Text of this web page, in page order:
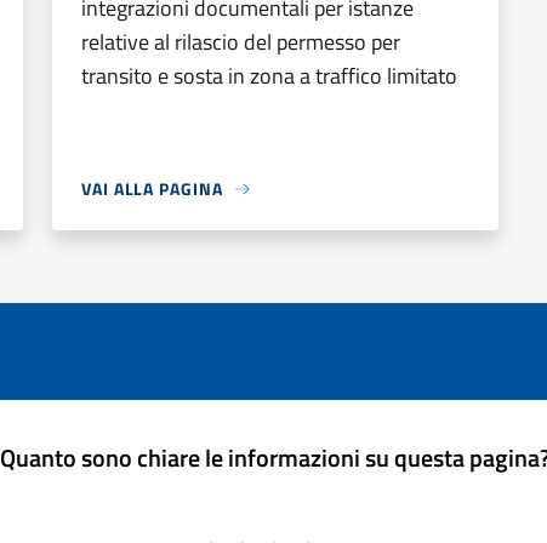
integrazioni documentali per istanze
relative al rilascio del permesso per
transito e sosta in zona a traffico limitato
VAI ALLA PAGINA
Quanto sono chiare le informazioni su questa